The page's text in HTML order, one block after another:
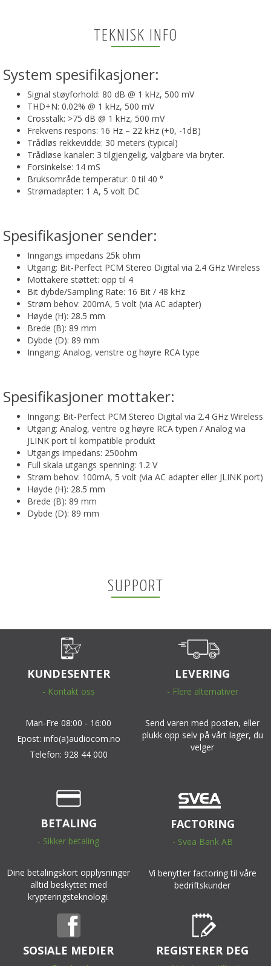
TEKNISK INFO
System spesifikasjoner:
Signal støyforhold: 80 dB @ 1 kHz, 500 mV
THD+N: 0.02% @ 1 kHz, 500 mV
Crosstalk: >75 dB @ 1 kHz, 500 mV
Frekvens respons: 16 Hz – 22 kHz (+0, -1dB)
Trådløs rekkevidde: 30 meters (typical)
Trådløse kanaler: 3 tilgjengelig, valgbare via bryter.
Forsinkelse: 14 mS
Bruksområde temperatur: 0 til 40 °
Strømadapter: 1 A, 5 volt DC
Spesifikasjoner sender:
Inngangs impedans 25k ohm
Utgang: Bit-Perfect PCM Stereo Digital via 2.4 GHz Wireless
Mottakere støttet: opp til 4
Bit dybde/Sampling Rate: 16 Bit / 48 kHz
Strøm behov: 200mA, 5 volt (via AC adapter)
Høyde (H): 28.5 mm
Brede (B): 89 mm
Dybde (D): 89 mm
Inngang: Analog, venstre og høyre RCA type
Spesifikasjoner mottaker:
Inngang: Bit-Perfect PCM Stereo Digital via 2.4 GHz Wireless
Utgang: Analog, ventre og høyre RCA typen / Analog via
JLINK port til kompatible produkt
Utgangs impedans: 250ohm
Full skala utgangs spenning: 1.2 V
Strøm behov: 100mA, 5 volt (via AC adapter eller JLINK port)
Høyde (H): 28.5 mm
Brede (B): 89 mm
Dybde (D): 89 mm
SUPPORT
KUNDESENTER
- Kontakt oss
Man-Fre 08:00 - 16:00
Epost: info(a)audiocom.no
Telefon: 928 44 000
LEVERING
- Flere alternativer
Send varen med posten, eller
plukk opp selv på vårt lager, du
velger
BETALING
- Sikker betaling
Dine betalingskort opplysninger
alltid beskyttet med
krypteringsteknologi.
FACTORING
- Svea Bank AB
Vi benytter factoring til våre
bedriftskunder
SOSIALE MEDIER REGISTERER DEG